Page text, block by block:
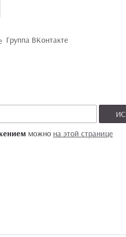
Группа ВКонтакте
можно на этой странице